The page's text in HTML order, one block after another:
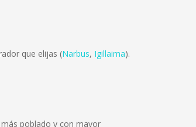
que elijas (Narbus, Igillaima).
poblado y con mayor